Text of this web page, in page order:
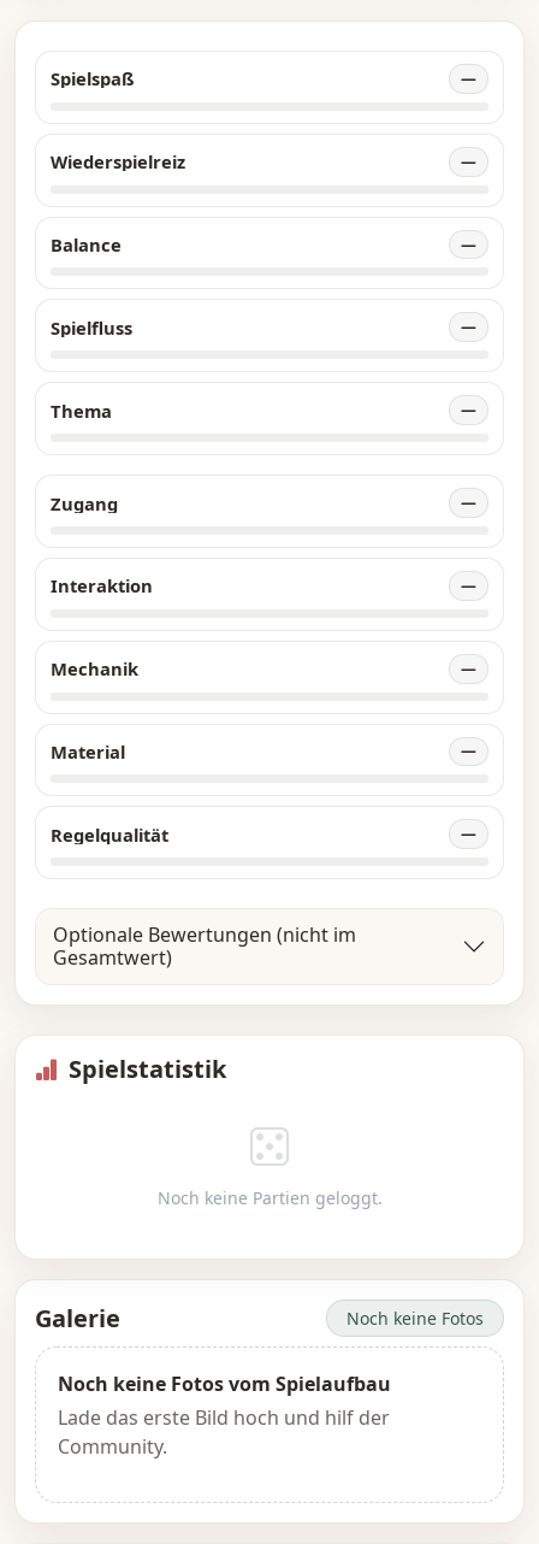
Spielspaß —
Wiederspielreiz —
Balance —
Spielfluss —
Thema —
Zugang —
Interaktion —
Mechanik —
Material —
Regelqualität —
Optionale Bewertungen (nicht im
Gesamtwert)
Spielstatistik
Noch keine Partien geloggt.
Galerie Noch keine Fotos
Noch keine Fotos vom Spielaufbau
Lade das erste Bild hoch und hilf der
Community.